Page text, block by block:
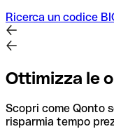
Ricerca un codice
Ottimizza le
Scopri come Qonto
risparmia tempo